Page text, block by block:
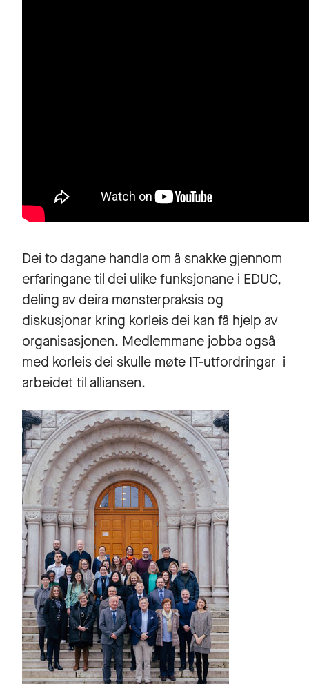
Dei to dagane handla om å snakke gjennom
erfaringane til dei ulike funksjonane i EDUC,
deling av deira mønsterpraksis og
diskusjonar kring korleis dei kan få hjelp av
organisasjonen. Medlemmane jobba også
med korleis dei skulle møte IT-utfordringar i
arbeidet til alliansen.